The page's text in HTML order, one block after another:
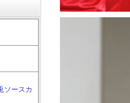
ソースカ